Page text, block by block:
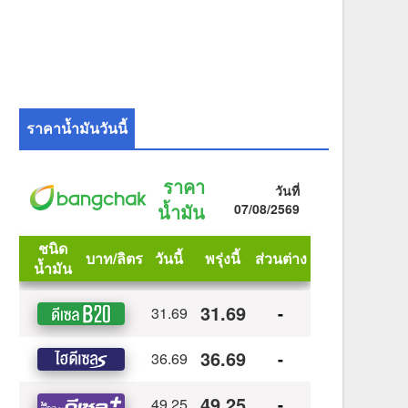
ราคาน้ำมันวันนี้